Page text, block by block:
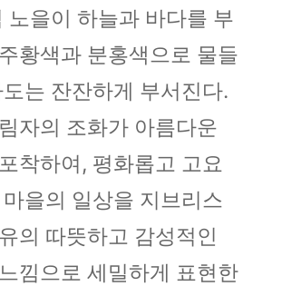
노을이 하늘과 바다를 부
황색과 분홍색으로 물들
는 잔잔하게 부서진다.
자의 조화가 아름다운
착하여, 평화롭고 고요
을의 일상을 지브리스
의 따뜻하고 감성적인
낌으로 세밀하게 표현한